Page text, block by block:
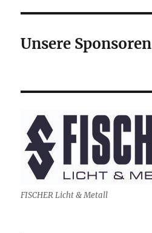
Unsere Sponsoren
FISCHER Licht & Metall